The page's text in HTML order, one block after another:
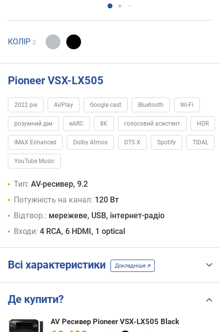
КОЛІР 2
Pioneer VSX-LX505
2022 рік AirPlay Google cast Bluetooth Wi-Fi
розумний дім eARC 8K голосовий асистент HDR
IMAX Enhanced Dolby Atmos DTS X Spotify TIDAL
YouTube Music
Тип: AV-ресивер, 9.2
Потужність на канал: 120 Вт
Відтвор.: мережеве, USB, інтернет-радіо
Входи: 4 RCA, 6 HDMI, 1 optical
Всі характеристики Докладніше
Де купити?
AV Ресивер Pioneer VSX-LX505 Black